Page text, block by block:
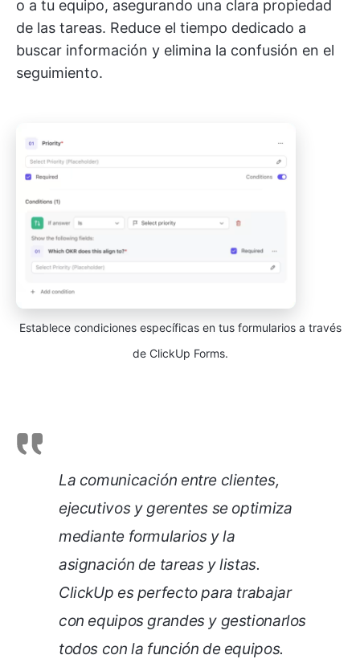
o a tu equipo, asegurando una clara propiedad
de las tareas. Reduce el tiempo dedicado a
buscar información y elimina la confusión en el
seguimiento.
Establece condiciones específicas en tus formularios a través
de ClickUp Forms.
La comunicación entre clientes,
ejecutivos y gerentes se optimiza
mediante formularios y la
asignación de tareas y listas.
ClickUp es perfecto para trabajar
con equipos grandes y gestionarlos
todos con la función de equipos.